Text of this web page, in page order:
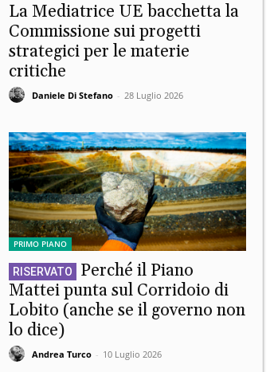
La Mediatrice UE bacchetta la
Commissione sui progetti
strategici per le materie
critiche
Daniele Di Stefano - 28 Luglio 2026
PRIMO PIANO
Perché il Piano
Mattei punta sul Corridoio di
Lobito (anche se il governo non
lo dice)
Andrea Turco - 10 Luglio 2026